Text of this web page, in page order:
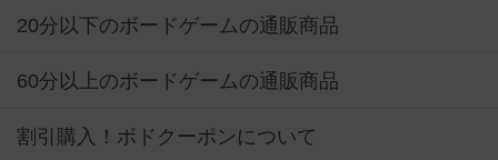
20分以下のボードゲームの通販商品
60分以上のボードゲームの通販商品
割引購入！ボドクーポンについて